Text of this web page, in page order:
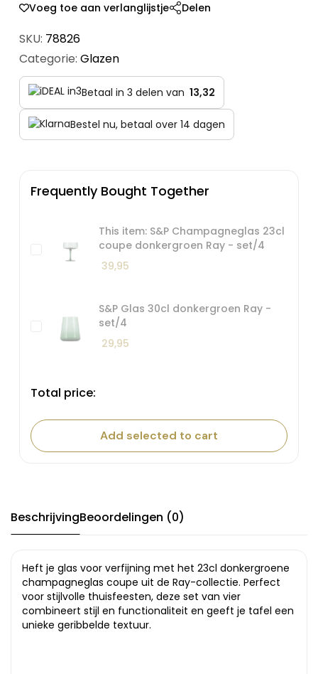
Voeg toe aan verlanglijstje Delen
SKU: 78826
Categorie: Glazen
Betaal in 3 delen van 13,32
Bestel nu, betaal over 14 dagen
Frequently Bought Together
This item: S&P Champagneglas 23cl
coupe donkergroen Ray - set/4
39,95
S&P Glas 30cl donkergroen Ray -
set/4
29,95
Total price:
Add selected to cart
BeschrijvingBeoordelingen (0)
Heft je glas voor verfijning met het 23cl donkergroene
champagneglas coupe uit de Ray-collectie. Perfect
voor stijlvolle thuisfeesten, deze set van vier
combineert stijl en functionaliteit en geeft je tafel een
unieke geribbelde textuur.